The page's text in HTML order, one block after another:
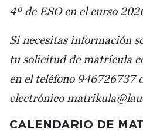
4º de ESO en el curso
Si necesitas información
tu solicitud de matrícula
en el teléfono 946726737
electrónico
CALENDARIO DE